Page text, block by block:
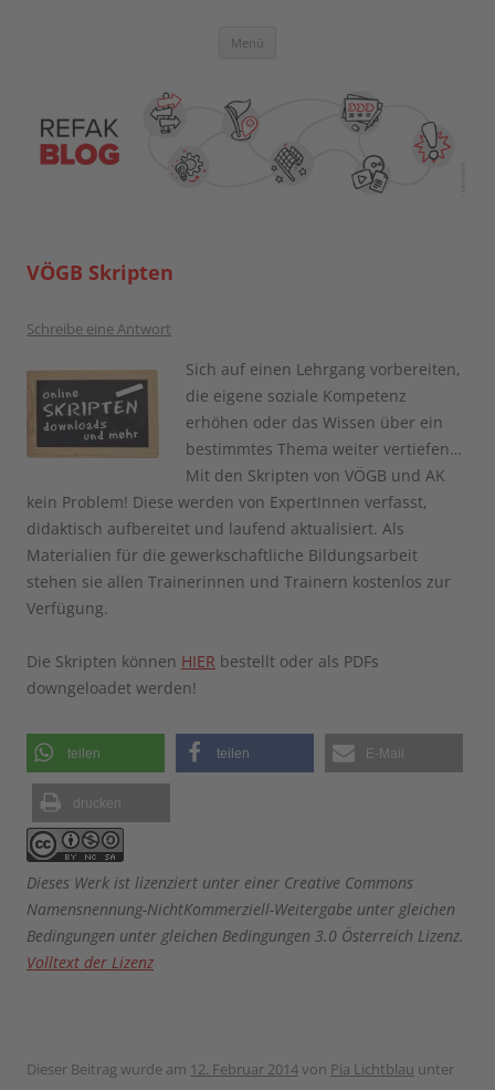
Blog der Referent:innen Akademie
Menü
VÖGB Skripten
Schreibe eine Antwort
Sich auf einen Lehrgang vorbereiten,
die eigene soziale Kompetenz
erhöhen oder das Wissen über ein
bestimmtes Thema weiter vertiefen…
Mit den Skripten von VÖGB und AK
kein Problem! Diese werden von ExpertInnen verfasst,
didaktisch aufbereitet und laufend aktualisiert. Als
Materialien für die gewerkschaftliche Bildungsarbeit
stehen sie allen Trainerinnen und Trainern kostenlos zur
Verfügung.
Die Skripten können HIER bestellt oder als PDFs
downgeloadet werden!
teilen teilen E-Mail
drucken
Dieses Werk ist lizenziert unter einer Creative Commons
Namensnennung-NichtKommerziell-Weitergabe unter gleichen
Bedingungen unter gleichen Bedingungen 3.0 Österreich Lizenz.
Volltext der Lizenz
Dieser Beitrag wurde am 12. Februar 2014von Pia Lichtblau unter